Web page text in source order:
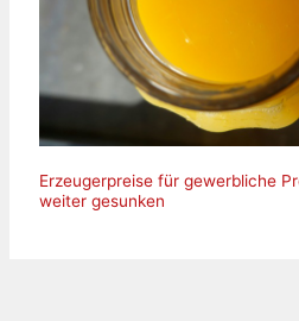
Erzeugerpreise für gewerbliche
weiter gesunken